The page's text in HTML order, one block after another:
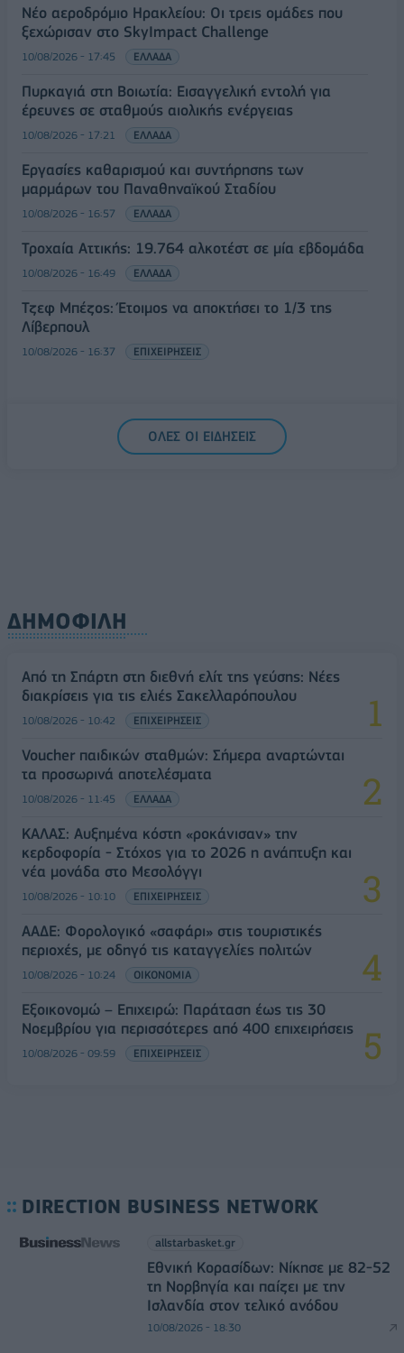
Νέο αεροδρόμιο Ηρακλείου: Οι τρεις ομάδες που
ξεχώρισαν στο SkyImpact Challenge
10/08/2026 - 17:45 ΕΛΛΑΔΑ
Πυρκαγιά στη Βοιωτία: Εισαγγελική εντολή για
έρευνες σε σταθμούς αιολικής ενέργειας
10/08/2026 - 17:21 ΕΛΛΑΔΑ
Εργασίες καθαρισμού και συντήρησης των
μαρμάρων του Παναθηναϊκού Σταδίου
10/08/2026 - 16:57 ΕΛΛΑΔΑ
Τροχαία Αττικής: 19.764 αλκοτέστ σε μία εβδομάδα
10/08/2026 - 16:49 ΕΛΛΑΔΑ
Τζεφ Μπέζος: Έτοιμος να αποκτήσει το 1/3 της
Λίβερπουλ
10/08/2026 - 16:37 ΕΠΙΧΕΙΡΗΣΕΙΣ
ΟΛΕΣ ΟΙ ΕΙΔΗΣΕΙΣ
ΔΗΜΟΦΙΛΗ
Από τη Σπάρτη στη διεθνή ελίτ της γεύσης: Νέες
διακρίσεις για τις ελιές Σακελλαρόπουλου
10/08/2026 - 10:42 ΕΠΙΧΕΙΡΗΣΕΙΣ
Voucher παιδικών σταθμών: Σήμερα αναρτώνται
τα προσωρινά αποτελέσματα
10/08/2026 - 11:45 ΕΛΛΑΔΑ
ΚΑΛΑΣ: Αυξημένα κόστη «ροκάνισαν» την
κερδοφορία - Στόχος για το 2026 η ανάπτυξη και
νέα μονάδα στο Μεσολόγγι
10/08/2026 - 10:10 ΕΠΙΧΕΙΡΗΣΕΙΣ
ΑΑΔΕ: Φορολογικό «σαφάρι» στις τουριστικές
περιοχές, με οδηγό τις καταγγελίες πολιτών
10/08/2026 - 10:24 ΟΙΚΟΝΟΜΙΑ
Εξοικονομώ – Επιχειρώ: Παράταση έως τις 30
Νοεμβρίου για περισσότερες από 400 επιχειρήσεις
10/08/2026 - 09:59 ΕΠΙΧΕΙΡΗΣΕΙΣ
DIRECTION BUSINESS NETWORK
allstarbasket.gr
Εθνική Κορασίδων: Νίκησε με 82-52
τη Νορβηγία και παίζει με την
Ισλανδία στον τελικό ανόδου
10/08/2026 - 18:30